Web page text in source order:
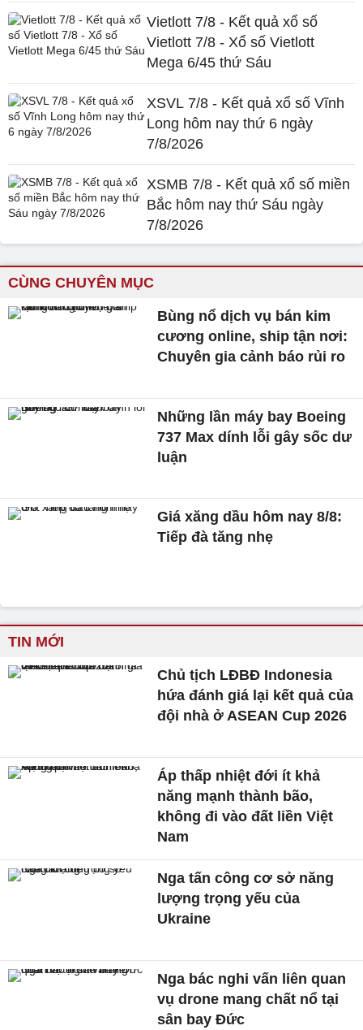
Vietlott 7/8 - Kết quả xổ số
Vietlott 7/8 - Xổ số Vietlott
Mega 6/45 thứ Sáu
XSVL 7/8 - Kết quả xổ số Vĩnh
Long hôm nay thứ 6 ngày
7/8/2026
XSMB 7/8 - Kết quả xổ số miền
Bắc hôm nay thứ Sáu ngày
7/8/2026
CÙNG CHUYÊN MỤC
Bùng nổ dịch vụ bán kim
cương online, ship tận nơi:
Chuyên gia cảnh báo rủi ro
Những lần máy bay Boeing
737 Max dính lỗi gây sốc dư
luận
Giá xăng dầu hôm nay 8/8:
Tiếp đà tăng nhẹ
TIN MỚI
Chủ tịch LĐBĐ Indonesia
hứa đánh giá lại kết quả của
đội nhà ở ASEAN Cup 2026
Áp thấp nhiệt đới ít khả
năng mạnh thành bão,
không đi vào đất liền Việt
Nam
Nga tấn công cơ sở năng
lượng trọng yếu của
Ukraine
Nga bác nghi vấn liên quan
vụ drone mang chất nổ tại
sân bay Đức